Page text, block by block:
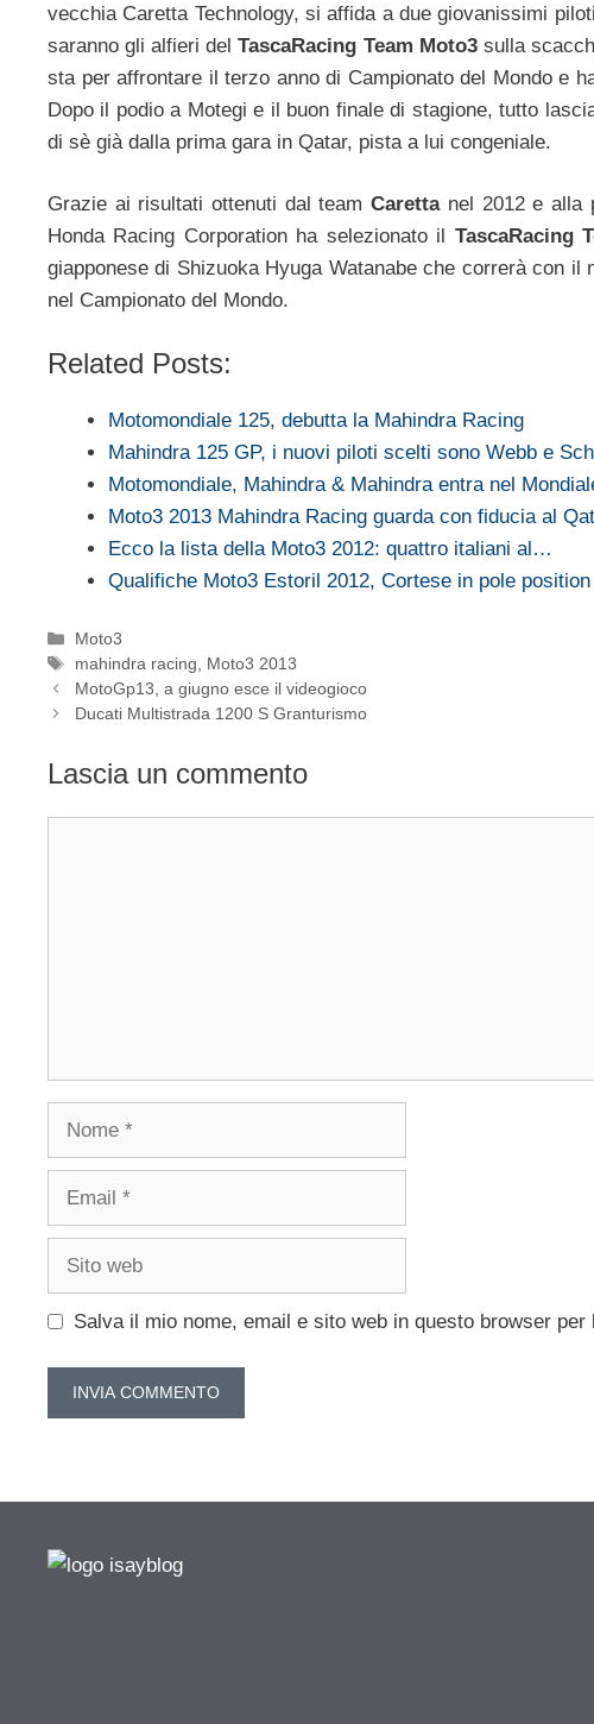
vecchia Caretta Technology, si affida a due giovanissimi
saranno gli alfieri delTascaRacing Team Moto3sulla
sta per affrontare il terzo anno di Campionato del Mondo e
Dopo il podio a Motegi e il buon finale di stagione, tutto
di sè già dalla prima gara in Qatar, pista a lui congeniale.
Grazie ai risultati ottenuti dal teamCarettanel 2012 e alla
Honda Racing Corporation ha selezionato il TascaRacing
giapponese di Shizuoka Hyuga Watanabe che correrà con
nel Campionato del Mondo.
Related Posts:
Motomondiale 125, debutta la Mahindra Racing
Mahindra 125 GP, i nuovi piloti scelti sono Webb e
Motomondiale, Mahindra & Mahindra entra nel
Moto3 2013 Mahindra Racing guarda con fiducia al
Ecco la lista della Moto3 2012: quattro italiani al…
Qualifiche Moto3 Estoril 2012, Cortese in pole position
Categorie
Moto3
Tag
mahindra racing, Moto3 2013
MotoGp13, a giugno esce il videogioco
Ducati Multistrada 1200 S Granturismo
Lascia un commento
Salva il mio nome, email e sito web in questo browser